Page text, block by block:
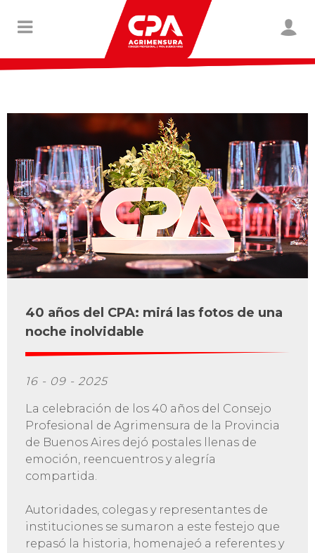
40 años del CPA: mirá las fotos de una
noche inolvidable
16 - 09 - 2025
La celebración de los 40 años del Consejo
Profesional de Agrimensura de la Provincia
de Buenos Aires dejó postales llenas de
emoción, reencuentros y alegría
compartida.
Autoridades, colegas y representantes de
instituciones se sumaron a este festejo que
repasó la historia, homenajeó a referentes y